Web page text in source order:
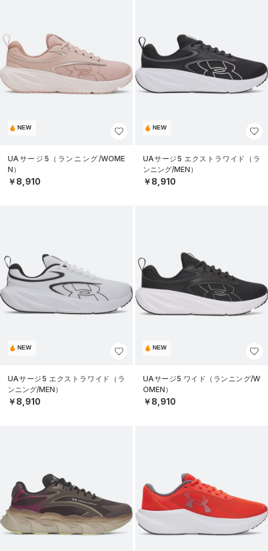
NEW
UAサージ5（ランニング/WOME
N）
￥8,910
NEW
UAサージ5 エクストラワイド（ラ
ンニング/MEN）
￥8,910
NEW
UAサージ5 エクストラワイド（ラ
ンニング/MEN）
￥8,910
NEW
UAサージ5 ワイド（ランニング/W
OMEN）
￥8,910